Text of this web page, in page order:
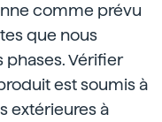
comme prévu
que nous
phases. Vérifier
est soumis à
extérieures à